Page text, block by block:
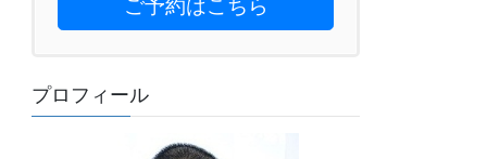
ご予約はこちら
プロフィール